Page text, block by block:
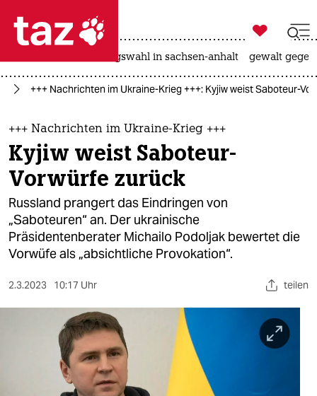
 taz zahl ich
taz zahl ich
themen
politik
öko
gesellschaft
kultur
sport
wahrheit

taz zahl ich
landtagswahl in sachsen-anhalt gewalt
+++ Nachrichten im Ukraine-Krieg +++: Kyjiw weist Saboteur-
+++ Nachrichten im Ukraine-Krieg +++
Kyjiw weist Saboteur-
Vorwürfe zurück
Russland prangert das Eindringen von
„Saboteuren“ an. Der ukrainische
Präsidentenberater Michailo Podoljak bewertet die
Vorwüfe als „absichtliche Provokation“.
2.3.2023 10:17 Uhr teilen